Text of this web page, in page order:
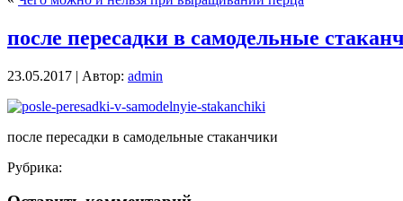
после пересадки в самодельные
23.05.2017 | Автор: admin
после пересадки в самодельные стаканчики
Рубрика: